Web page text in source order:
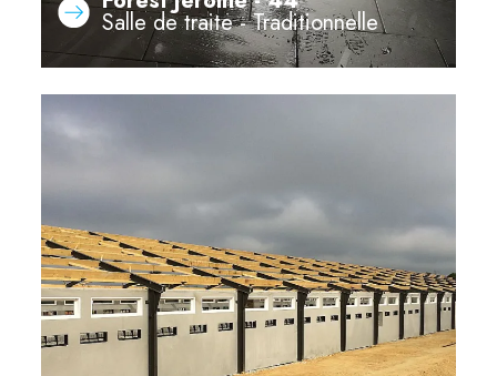
Salle de traite - Traditionnelle